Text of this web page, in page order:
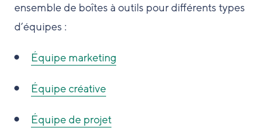
ensemble de boîtes à outils pour différents types
d’équipes :
Équipe marketing
Équipe créative
Équipe de projet